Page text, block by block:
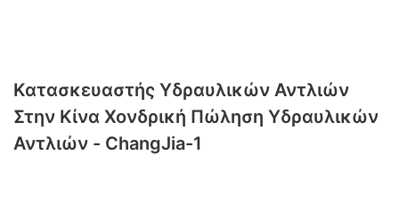
Κατασκευαστής Υδραυλικών Αντλιών
Στην Κίνα​ Χονδρική Πώληση Υδραυλικών
Αντλιών - ChangJia-1